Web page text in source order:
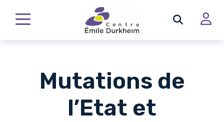
Mutations de
l’Etat et